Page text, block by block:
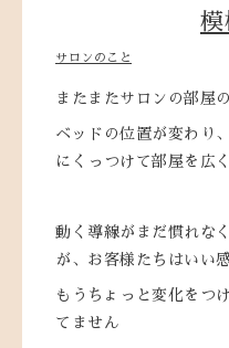
模
サロンのこと
またまたサロンの部屋
ベッドの位置が変わり
にくっつけて部屋を広
動く導線がまだ慣れな
が、お客様たちはいい
もうちょっと変化をつ
てません